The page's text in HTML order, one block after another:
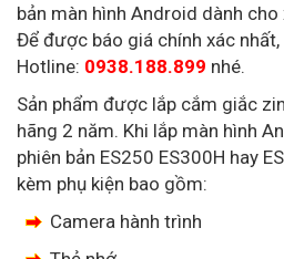
bản màn hình Android dành
Để được báo giá chính xác nhất,
Hotline: 0938.188.899 nhé.
Sản phẩm được lắp cắm giắc
hãng 2 năm. Khi lắp màn hình
phiên bản ES250 ES300H hay
kèm phụ kiện bao gồm:
Camera hành trình